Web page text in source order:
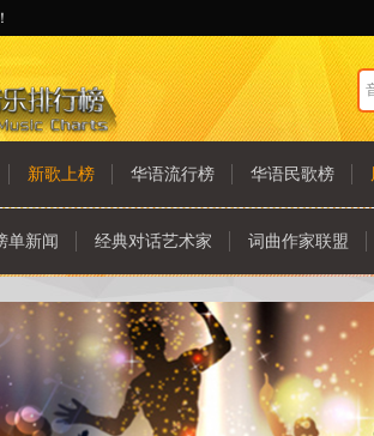
新歌上榜 华语流行榜 华语民歌榜
单新闻 经典对话艺术家 词曲作家联盟